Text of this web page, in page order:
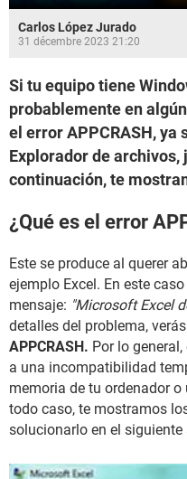
Carlos López Jurado
31 décembre 2023 21:20
Si tu equipo tiene
probablemente en
el error APPCRASH, ya
Explorador de
continuación, te
¿Qué es el error
Este se produce al querer
ejemplo Excel. En este
mensaje: "Microsoft Excel
detalles del problema,
APPCRASH. Por lo
a una incompatibilidad
memoria de tu ordenador
todo caso, te mostramos
solucionarlo en el siguiente